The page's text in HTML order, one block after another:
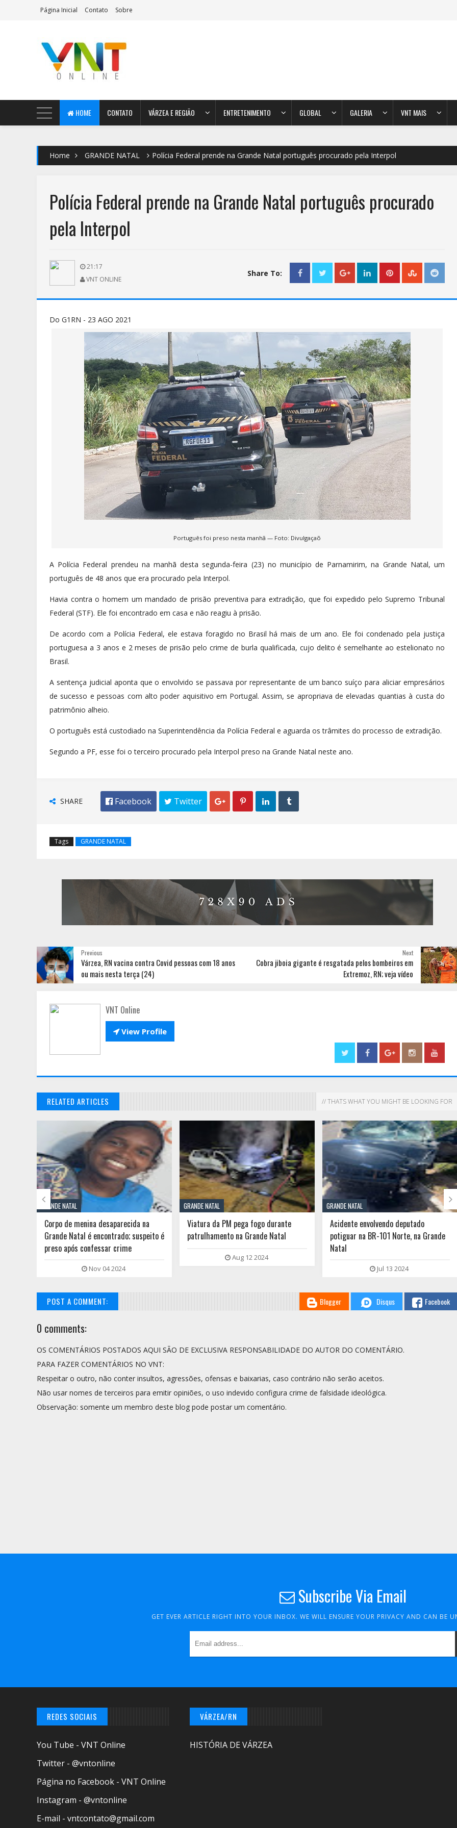
Página Inicial Contato Sobre
AeroMag Blogger Template
HOME CONTATO VÁRZEA E REGIÃO ENTRETENIMENTO GLOBAL GALERIA VNT MAIS
Home GRANDE NATAL Polícia Federal prende na Grande Natal português procurado pela Interpol
Polícia Federal prende na Grande Natal português procurado
pela Interpol
21:17
VNT ONLINE
Share To:
Do G1RN - 23 AGO 2021
Português foi preso nesta manhã — Foto: Divulgaçaõ
A Polícia Federal prendeu na manhã desta segunda-feira (23) no município de Parnamirim, na Grande Natal, um
português de 48 anos que era procurado pela Interpol.
Havia contra o homem um mandado de prisão preventiva para extradição, que foi expedido pelo Supremo Tribunal
Federal (STF). Ele foi encontrado em casa e não reagiu à prisão.
De acordo com a Polícia Federal, ele estava foragido no Brasil há mais de um ano. Ele foi condenado pela justiça
portuguesa a 3 anos e 2 meses de prisão pelo crime de burla qualificada, cujo delito é semelhante ao estelionato no
Brasil.
A sentença judicial aponta que o envolvido se passava por representante de um banco suíço para aliciar empresários
de sucesso e pessoas com alto poder aquisitivo em Portugal. Assim, se apropriava de elevadas quantias à custa do
patrimônio alheio.
O português está custodiado na Superintendência da Polícia Federal e aguarda os trâmites do processo de extradição.
Segundo a PF, esse foi o terceiro procurado pela Interpol preso na Grande Natal neste ano.
SHARE  Facebook  Twitter    
Tags GRANDE NATAL
Next
Cobra jiboia gigante é resgatada pelos bombeiros em
Extremoz, RN; veja vídeo
Previous
Várzea, RN vacina contra Covid pessoas com 18 anos
ou mais nesta terça (24)
VNT Online
View Profile
RELATED ARTICLES // THATS WHAT YOU MIGHT BE LOOKING FOR
GRANDE NATAL
Corpo de menina desaparecida na
Grande Natal é encontrado; suspeito é
preso após confessar crime
Nov 04 2024
GRANDE NATAL
Viatura da PM pega fogo durante
patrulhamento na Grande Natal
Aug 12 2024
GRANDE NATAL
Acidente envolvendo deputado
potiguar na BR-101 Norte, na Grande
Natal
Jul 13 2024
 
POST A COMMENT: Blogger Disqus Facebook
0 comments:
OS COMENTÁRIOS POSTADOS AQUI SÃO DE EXCLUSIVA RESPONSABILIDADE DO AUTOR DO COMENTÁRIO.
PARA FAZER COMENTÁRIOS NO VNT:
Respeitar o outro, não conter insultos, agressões, ofensas e baixarias, caso contrário não serão aceitos.
Não usar nomes de terceiros para emitir opiniões, o uso indevido configura crime de falsidade ideológica.
Observação: somente um membro deste blog pode postar um comentário.
Subscribe Via Email
GET EVER ARTICLE RIGHT INTO YOUR INBOX. WE WILL ENSURE YOUR PRIVACY AND CAN BE
REDES SOCIAIS
You Tube - VNT Online
Twitter - @vntonline
Página no Facebook - VNT Online
Instagram - @vntonline
E-mail - vntcontato@gmail.com
VÁRZEA/RN
HISTÓRIA DE VÁRZEA